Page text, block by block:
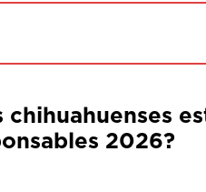
chihuahuenses
2026?